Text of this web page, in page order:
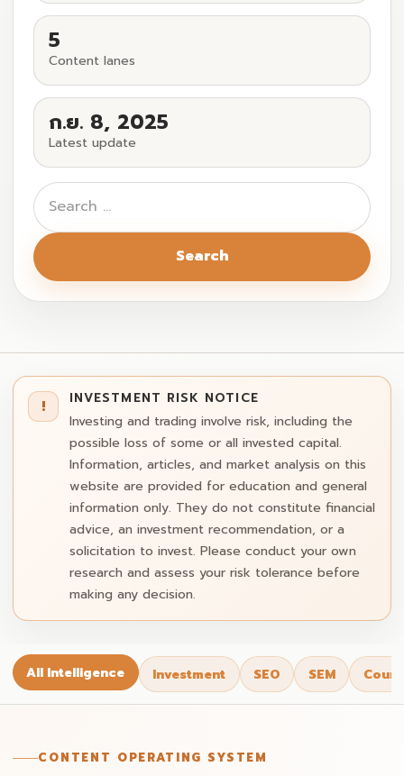
5
Content lanes
ก.ย. 8, 2025
Latest update
Search
for:
Search
!
INVESTMENT RISK NOTICE
Investing and trading involve risk, including the
possible loss of some or all invested capital.
Information, articles, and market analysis on this
website are provided for education and general
information only. They do not constitute financial
advice, an investment recommendation, or a
solicitation to invest. Please conduct your own
research and assess your risk tolerance before
making any decision.
All Intelligence Investment SEO SEM
CONTENT OPERATING SYSTEM